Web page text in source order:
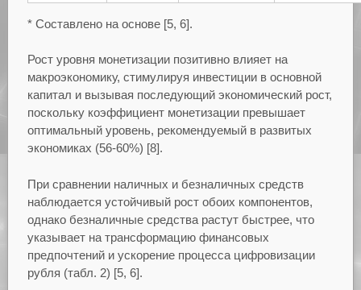
* Составлено на основе [5, 6].
Рост уровня монетизации позитивно влияет на
макроэкономику, стимулируя инвестиции в основной
капитал и вызывая последующий экономический рост,
поскольку коэффициент монетизации превышает
оптимальный уровень, рекомендуемый в развитых
экономиках (56-60%) [8].
При сравнении наличных и безналичных средств
наблюдается устойчивый рост обоих компонентов,
однако безналичные средства растут быстрее, что
указывает на трансформацию финансовых
предпочтений и ускорение процесса цифровизации
рубля (табл. 2) [5, 6].